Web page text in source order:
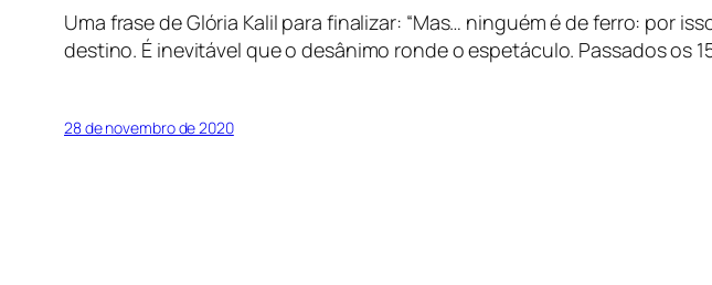
Uma frase de Glória Kalil para finalizar: “Mas… ninguém é de ferro: por
destino. É inevitável que o desânimo ronde o espetáculo. Passados os
28 de novembro de 2020